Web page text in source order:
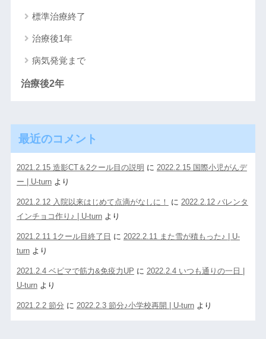
標準治療終了
治療後1年
病気発覚まで
治療後2年
最近のコメント
2021.2.15 造影CT＆2クール目の説明 に 2022.2.15 国際小児がんデ
ー | U-turnより
2021.2.12 入院以来はじめて点滴がなしに！ に 2022.2.12 バレンタ
インチョコ作り♪ | U-turnより
2021.2.11 1クール目終了日 に 2022.2.11 また雪が積もった♪ | U-
turnより
2021.2.4 ベビマで筋力&免疫力UP に 2022.2.4 いつも通りの一日 |
U-turnより
2021.2.2 節分 に 2022.2.3 節分♪小学校再開 | U-turnより